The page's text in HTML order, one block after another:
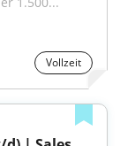
Vollzeit